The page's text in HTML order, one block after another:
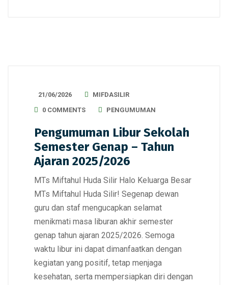
21/06/2026
MIFDASILIR
0 COMMENTS
PENGUMUMAN
Pengumuman Libur Sekolah
Semester Genap – Tahun
Ajaran 2025/2026
MTs Miftahul Huda Silir Halo Keluarga Besar
MTs Miftahul Huda Silir! Segenap dewan
guru dan staf mengucapkan selamat
menikmati masa liburan akhir semester
genap tahun ajaran 2025/2026. Semoga
waktu libur ini dapat dimanfaatkan dengan
kegiatan yang positif, tetap menjaga
kesehatan, serta mempersiapkan diri dengan